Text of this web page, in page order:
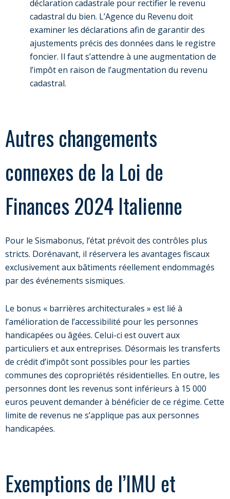
déclaration cadastrale pour rectifier le revenu
cadastral du bien. L’Agence du Revenu doit
examiner les déclarations afin de garantir des
ajustements précis des données dans le registre
foncier. Il faut s’attendre à une augmentation de
l’impôt en raison de l’augmentation du revenu
cadastral.
Autres changements
connexes de la Loi de
Finances 2024 Italienne
Pour le Sismabonus, l’état prévoit des contrôles plus
stricts. Dorénavant, il réservera les avantages fiscaux
exclusivement aux bâtiments réellement endommagés
par des événements sismiques.
Le bonus « barrières architecturales » est lié à
l’amélioration de l’accessibilité pour les personnes
handicapées ou âgées. Celui-ci est ouvert aux
particuliers et aux entreprises. Désormais les transferts
de crédit d’impôt sont possibles pour les parties
communes des copropriétés résidentielles. En outre, les
personnes dont les revenus sont inférieurs à 15 000
euros peuvent demander à bénéficier de ce régime. Cette
limite de revenus ne s’applique pas aux personnes
handicapées.
Exemptions de l’IMU et